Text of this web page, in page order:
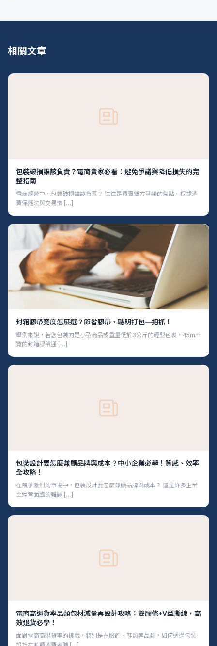
相關文章
包裝破損誰該負責？電商賣家必看：避免爭議與降低損失的完
整指南
電商經營中，包裝破損誰該負責？ 往往是買賣雙方爭議的焦點。根據消
費保護法與交易慣 […]
封箱膠帶寬度怎麼選？節省膠帶，聰明打包一把抓！
舉例來說，若您包裝的是小型商品或重量低於3公斤的輕型包裹，45mm
寬的封箱膠帶通 […]
包裝設計要怎麼兼顧品牌與成本？中小企業必學！質感、效率
全攻略！
在競爭激烈的市場中，包裝設計要怎麼兼顧品牌與成本？ 這是許多企業
主經常面臨的難題 […]
電商高退貨率品類包材減量再設計攻略：雙膠條+V型撕線，高
效退貨必學！
面對電商高退貨率的挑戰，特別是在服飾、鞋類等品類，如何透過包裝